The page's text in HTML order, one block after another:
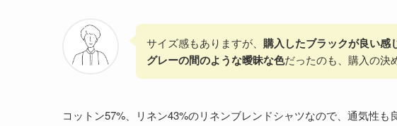
サイズ感もありますが、 購入したブラックが良い感
グレーの間のような曖昧な色だったのも、購入の決
コットン57%、リネン43%のリネンブレンドシャツなので、通気性